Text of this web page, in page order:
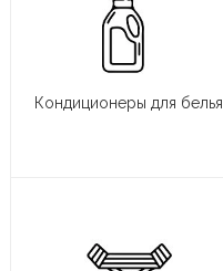
Кондиционеры для белья